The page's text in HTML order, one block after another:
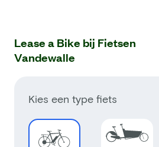
Lease a Bike bij Fietsen
Vandewalle
Kies een type fiets